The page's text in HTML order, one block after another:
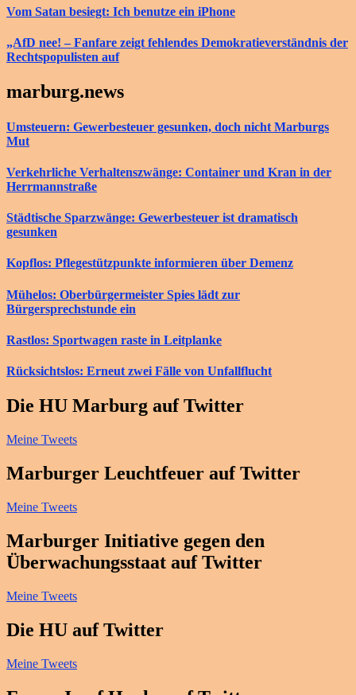
Vom Satan besiegt: Ich benutze ein iPhone
„AfD nee! – Fanfare zeigt fehlendes Demokratieverständnis der
Rechtspopulisten auf
marburg.news
Umsteuern: Gewerbesteuer gesunken, doch nicht Marburgs
Mut
Verkehrliche Verhaltenszwänge: Container und Kran in der
Herrmannstraße
Städtische Sparzwänge: Gewerbesteuer ist dramatisch
gesunken
Kopflos: Pflegestützpunkte informieren über Demenz
Mühelos: Oberbürgermeister Spies lädt zur
Bürgersprechstunde ein
Rastlos: Sportwagen raste in Leitplanke
Rücksichtslos: Erneut zwei Fälle von Unfallflucht
Die HU Marburg auf Twitter
Meine Tweets
Marburger Leuchtfeuer auf Twitter
Meine Tweets
Marburger Initiative gegen den
Überwachungsstaat auf Twitter
Meine Tweets
Die HU auf Twitter
Meine Tweets